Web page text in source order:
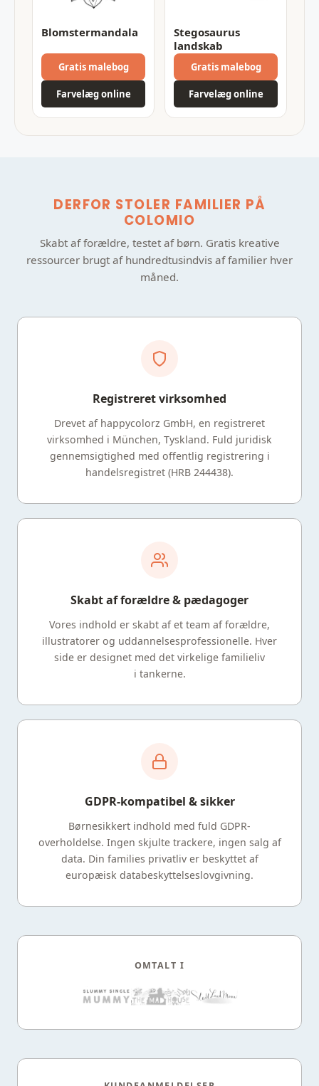
Blomstermandala
Gratis malebog
Farvelæg online
Stegosaurus
landskab
Gratis malebog
Farvelæg online
DERFOR STOLER FAMILIER PÅ
COLOMIO
Skabt af forældre, testet af børn. Gratis kreative
ressourcer brugt af hundredtusindvis af familier hver
måned.
Registreret virksomhed
Drevet af happycolorz GmbH, en registreret
virksomhed i München, Tyskland. Fuld juridisk
gennemsigtighed med offentlig registrering i
handelsregistret (HRB 244438).
Skabt af forældre & pædagoger
Vores indhold er skabt af et team af forældre,
illustratorer og uddannelsesprofessionelle. Hver
side er designet med det virkelige familieliv
i tankerne.
GDPR-kompatibel & sikker
Børnesikkert indhold med fuld GDPR-
overholdelse. Ingen skjulte trackere, ingen salg af
data. Din families privatliv er beskyttet af
europæisk databeskyttelseslovgivning.
OMTALT I